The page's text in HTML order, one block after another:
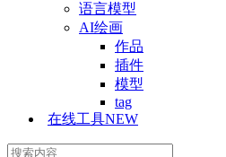
语言模型
AI绘画
作品
插件
模型
tag
在线工具NEW